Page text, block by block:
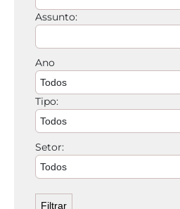
Assunto:
Ano
Tipo:
Setor: